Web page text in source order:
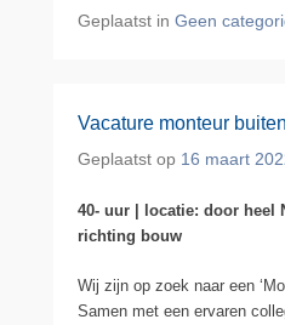
Geplaatst in Geen
Vacature monteur
Geplaatst op 16 maart
40- uur | locatie: door heel
richting bouw
Wij zijn op zoek naar een
Samen met een ervaren